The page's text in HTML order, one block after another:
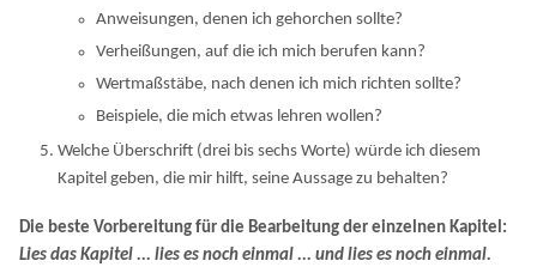
Anweisungen, denen ich gehorchen sollte?
Verheißungen, auf die ich mich berufen kann?
Wertmaßstäbe, nach denen ich mich richten sollte?
Beispiele, die mich etwas lehren wollen?
Welche Überschrift (drei bis sechs Worte) würde ich diesem
Kapitel geben, die mir hilft, seine Aussage zu behalten?
Die beste Vorbereitung für die Bearbeitung der einzelnen Kapitel:
Lies das Kapitel ... lies es noch einmal ... und lies es noch einmal.